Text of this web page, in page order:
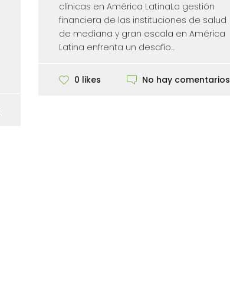
clínicas en América LatinaLa gestión
financiera de las instituciones de salud
de mediana y gran escala en América
Latina enfrenta un desafío...
0 likes No hay comentarios